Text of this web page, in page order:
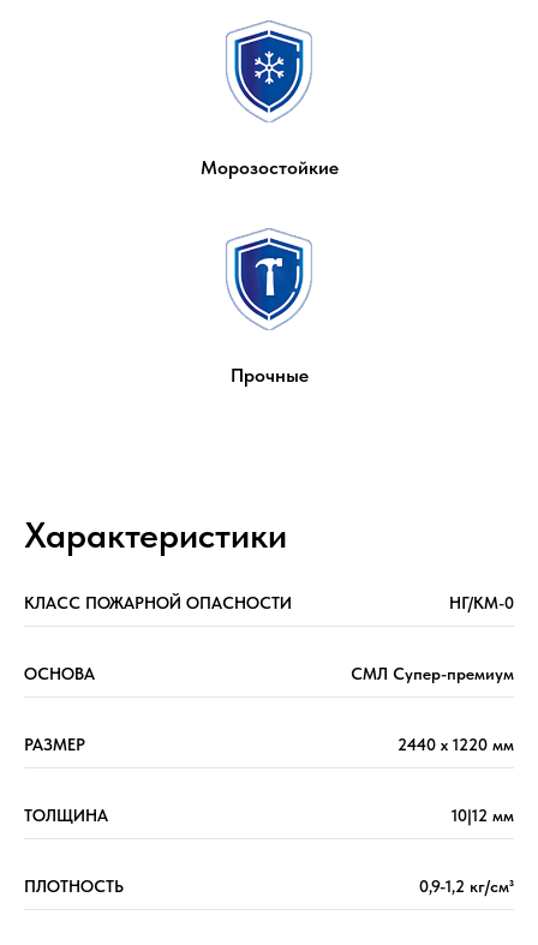
Морозостойкие
Прочные
Характеристики
КЛАСС ПОЖАРНОЙ ОПАСНОСТИ НГ/КМ-0
ОСНОВА СМЛ Супер-премиум
РАЗМЕР 2440 х 1220 мм
ТОЛЩИНА 10|12 мм
ПЛОТНОСТЬ 0,9-1,2 кг/см³